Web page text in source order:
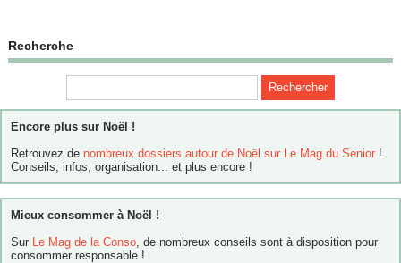
Recherche
Encore plus sur Noël !
Retrouvez de nombreux dossiers autour de Noël sur Le Mag du Senior !
Conseils, infos, organisation... et plus encore !
Mieux consommer à Noël !
Sur
Le Mag de la Conso , de nombreux conseils sont à disposition pour
consommer responsable !